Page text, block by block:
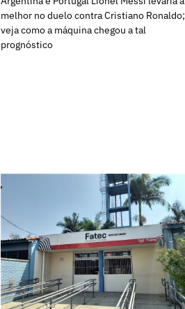
melhor no duelo contra Cristiano Ronaldo;
veja como a máquina chegou a tal
prognóstico